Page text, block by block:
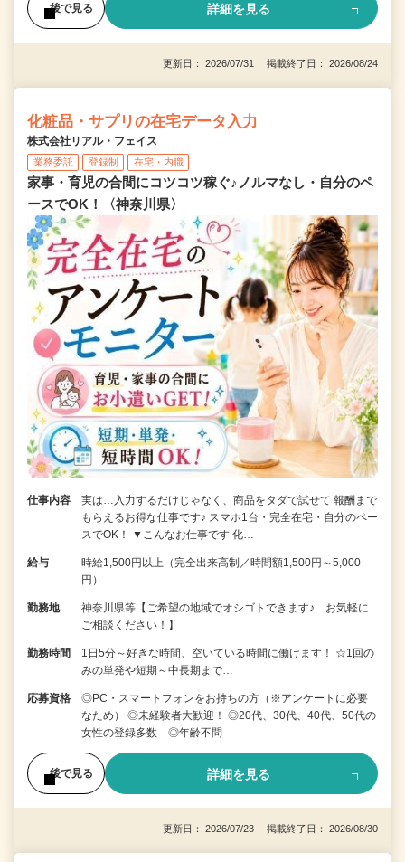
後で見る 詳細を見る
更新日： 2026/07/31 掲載終了日： 2026/08/24
化粧品・サプリの在宅データ入力
株式会社リアル・フェイス
業務委託 登録制 在宅・内職
家事・育児の合間にコツコツ稼ぐ♪ノルマなし・自分のペ
ースでOK！〈神奈川県〉
仕事内容
実は…入力するだけじゃなく、商品をタダで試せて 報酬まで
もらえるお得な仕事です♪ スマホ1台・完全在宅・自分のペー
スでOK！ ▼こんなお仕事です 化…
給与
時給1,500円以上（完全出来高制／時間額1,500円～5,000
円）
勤務地
神奈川県等【ご希望の地域でオシゴトできます♪ お気軽に
ご相談ください！】
勤務時間
1日5分～好きな時間、空いている時間に働けます！ ☆1回の
みの単発や短期～中長期まで…
応募資格
◎PC・スマートフォンをお持ちの方（※アンケートに必要
なため） ◎未経験者大歓迎！ ◎20代、30代、40代、50代の
女性の登録多数 ◎年齢不問
後で見る 詳細を見る
更新日： 2026/07/23 掲載終了日： 2026/08/30